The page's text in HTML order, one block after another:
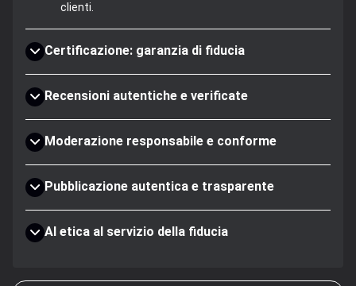
clienti.
Certificazione: garanzia di fiducia
Recensioni autentiche e verificate
Moderazione responsabile e conforme
Pubblicazione autentica e trasparente
AI etica al servizio della fiducia